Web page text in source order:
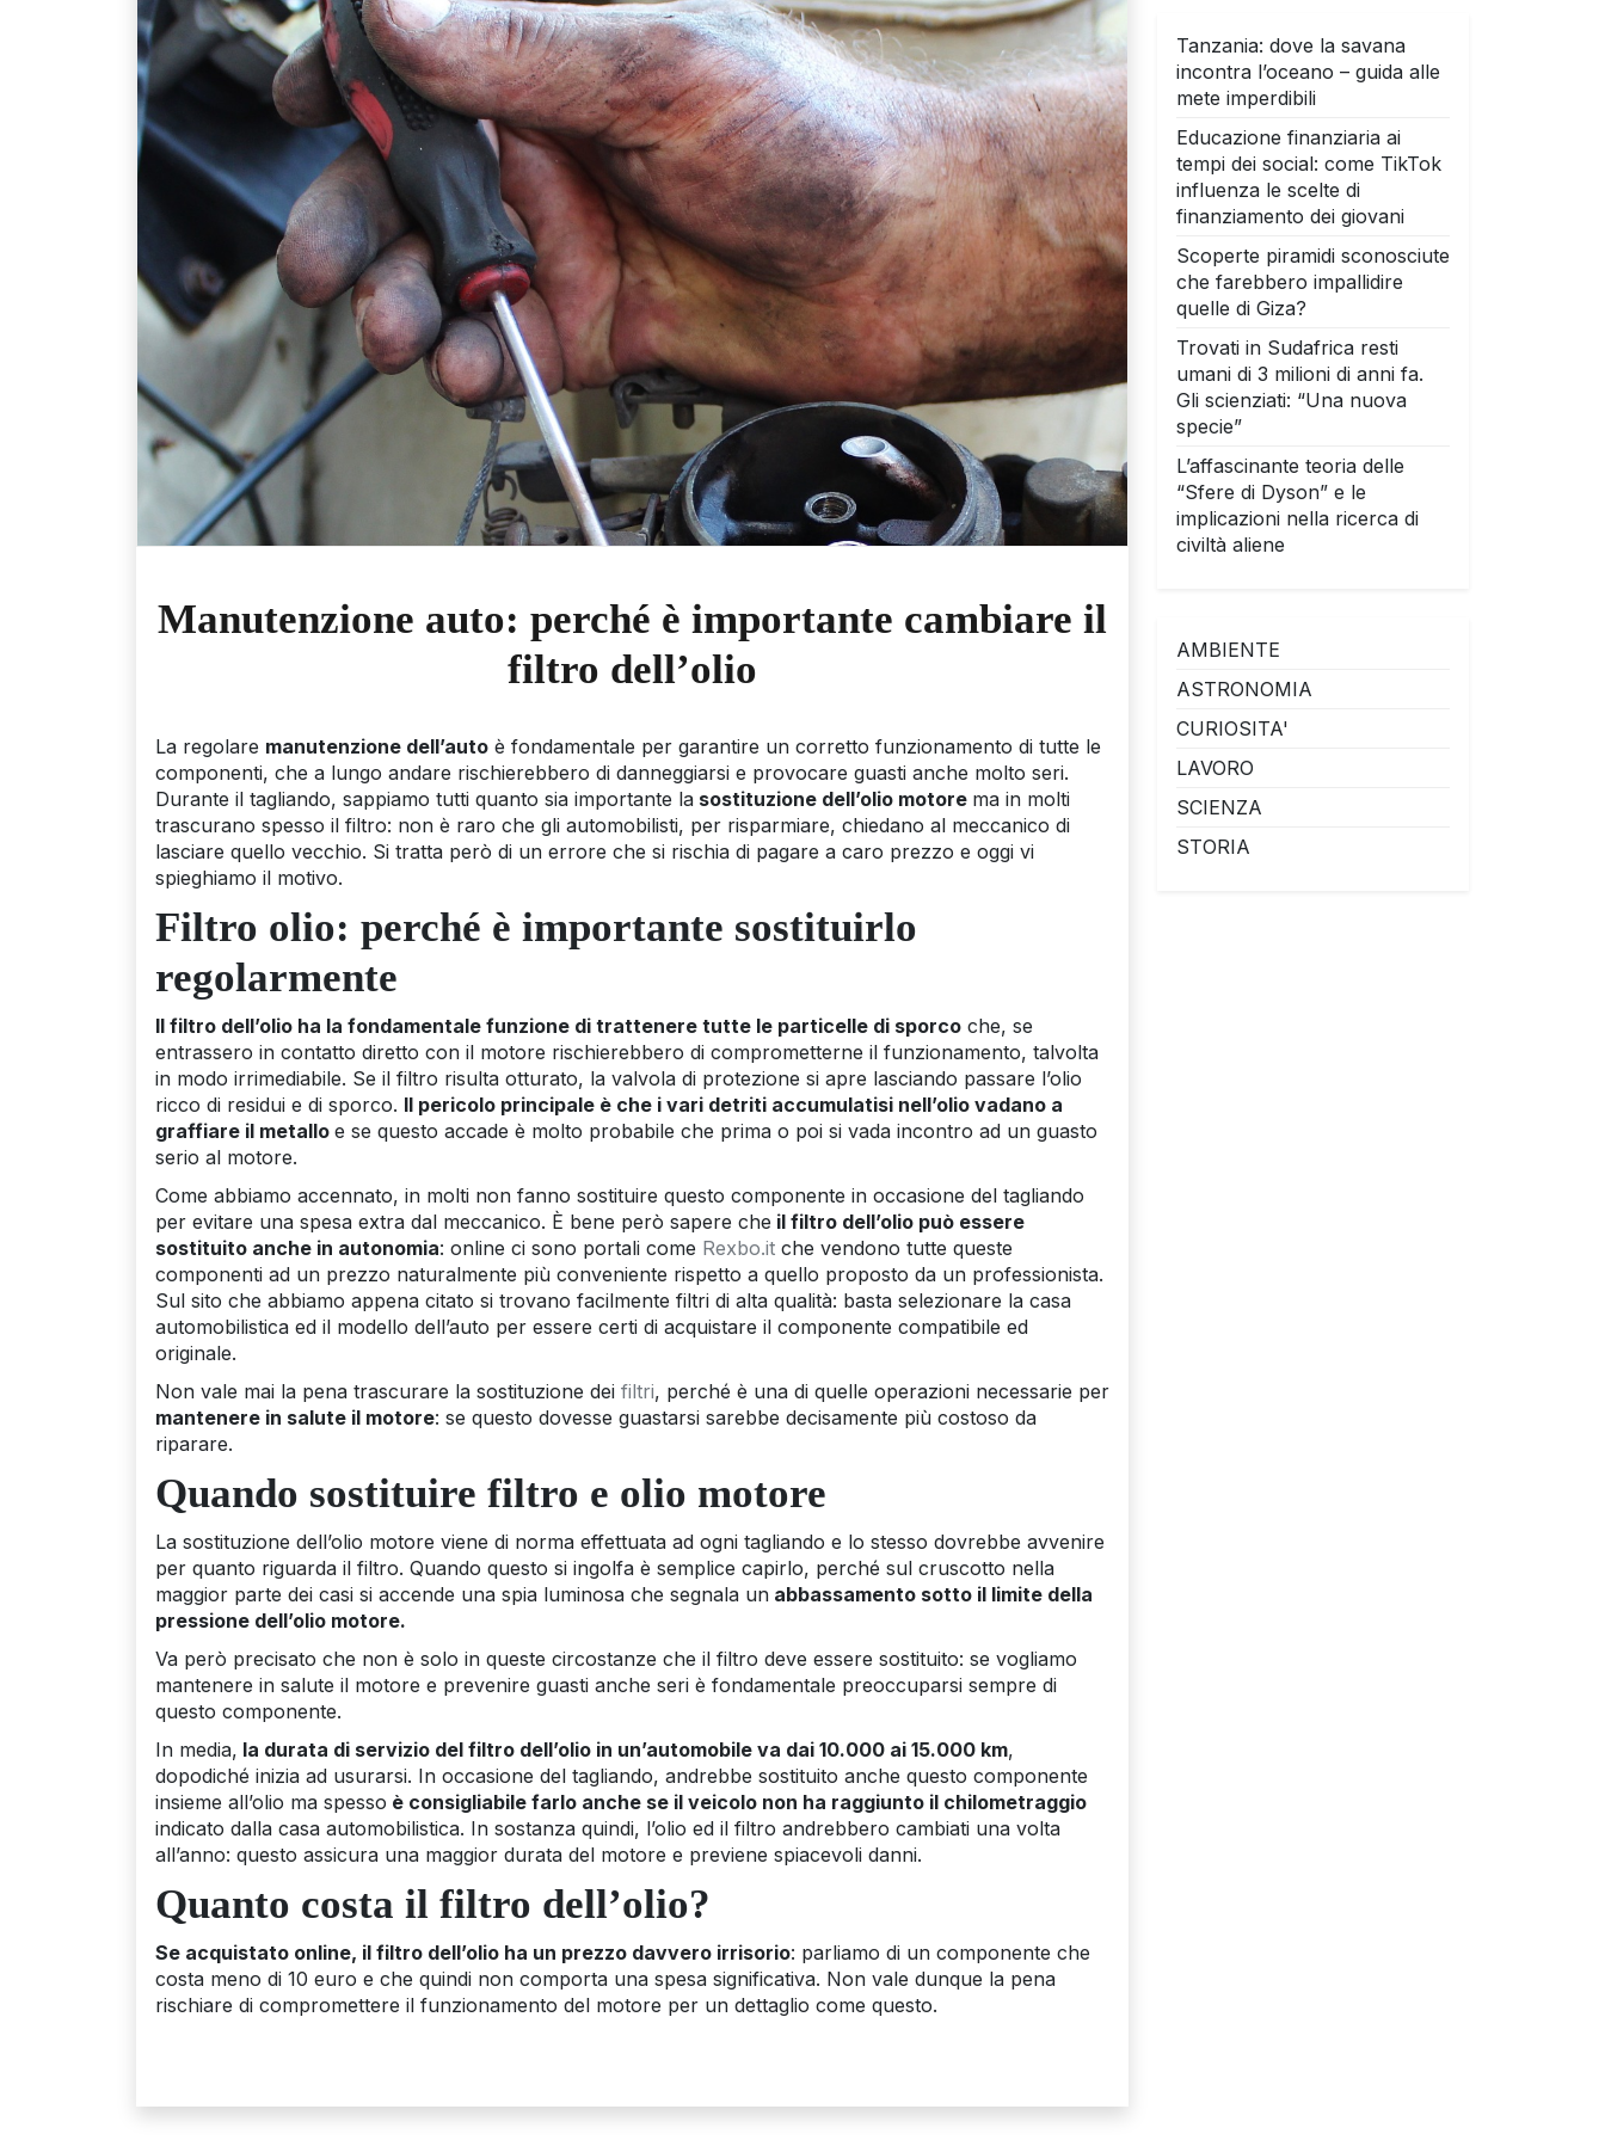
Manutenzione auto: perché è importante cambiare il
filtro dell’olio
La regolare manutenzione dell’auto è fondamentale per garantire un corretto funzionamento di tutte le
componenti, che a lungo andare rischierebbero di danneggiarsi e provocare guasti anche molto seri.
Durante il tagliando, sappiamo tutti quanto sia importante la sostituzione dell’olio motore ma in molti
trascurano spesso il filtro: non è raro che gli automobilisti, per risparmiare, chiedano al meccanico di
lasciare quello vecchio. Si tratta però di un errore che si rischia di pagare a caro prezzo e oggi vi
spieghiamo il motivo.
Filtro olio: perché è importante sostituirlo
regolarmente
Il filtro dell’olio ha la fondamentale funzione di trattenere tutte le particelle di sporco che, se
entrassero in contatto diretto con il motore rischierebbero di comprometterne il funzionamento, talvolta
in modo irrimediabile. Se il filtro risulta otturato, la valvola di protezione si apre lasciando passare l’olio
ricco di residui e di sporco. Il pericolo principale è che i vari detriti accumulatisi nell’olio vadano a
graffiare il metallo e se questo accade è molto probabile che prima o poi si vada incontro ad un guasto
serio al motore.
Come abbiamo accennato, in molti non fanno sostituire questo componente in occasione del tagliando
per evitare una spesa extra dal meccanico. È bene però sapere che il filtro dell’olio può essere
sostituito anche in autonomia: online ci sono portali come Rexbo.it che vendono tutte queste
componenti ad un prezzo naturalmente più conveniente rispetto a quello proposto da un professionista.
Sul sito che abbiamo appena citato si trovano facilmente filtri di alta qualità: basta selezionare la casa
automobilistica ed il modello dell’auto per essere certi di acquistare il componente compatibile ed
originale.
Non vale mai la pena trascurare la sostituzione dei filtri, perché è una di quelle operazioni necessarie per
mantenere in salute il motore: se questo dovesse guastarsi sarebbe decisamente più costoso da
riparare.
Quando sostituire filtro e olio motore
La sostituzione dell’olio motore viene di norma effettuata ad ogni tagliando e lo stesso dovrebbe avvenire
per quanto riguarda il filtro. Quando questo si ingolfa è semplice capirlo, perché sul cruscotto nella
maggior parte dei casi si accende una spia luminosa che segnala un abbassamento sotto il limite della
pressione dell’olio motore.
Va però precisato che non è solo in queste circostanze che il filtro deve essere sostituito: se vogliamo
mantenere in salute il motore e prevenire guasti anche seri è fondamentale preoccuparsi sempre di
questo componente.
In media, la durata di servizio del filtro dell’olio in un’automobile va dai 10.000 ai 15.000 km,
dopodiché inizia ad usurarsi. In occasione del tagliando, andrebbe sostituito anche questo componente
insieme all’olio ma spesso è consigliabile farlo anche se il veicolo non ha raggiunto il chilometraggio
indicato dalla casa automobilistica. In sostanza quindi, l’olio ed il filtro andrebbero cambiati una volta
all’anno: questo assicura una maggior durata del motore e previene spiacevoli danni.
Quanto costa il filtro dell’olio?
Se acquistato online, il filtro dell’olio ha un prezzo davvero irrisorio: parliamo di un componente che
costa meno di 10 euro e che quindi non comporta una spesa significativa. Non vale dunque la pena
rischiare di compromettere il funzionamento del motore per un dettaglio come questo.
Tanzania: dove la savana
incontra l’oceano – guida alle
mete imperdibili
Educazione finanziaria ai
tempi dei social: come TikTok
influenza le scelte di
finanziamento dei giovani
Scoperte piramidi sconosciute
che farebbero impallidire
quelle di Giza?
Trovati in Sudafrica resti
umani di 3 milioni di anni fa.
Gli scienziati: “Una nuova
specie”
L’affascinante teoria delle
“Sfere di Dyson” e le
implicazioni nella ricerca di
civiltà aliene
AMBIENTE
ASTRONOMIA
CURIOSITA'
LAVORO
SCIENZA
STORIA